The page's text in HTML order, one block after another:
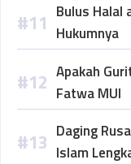
Bulus Halal
Hukumnya
Apakah
Fatwa MUI
Daging
Islam